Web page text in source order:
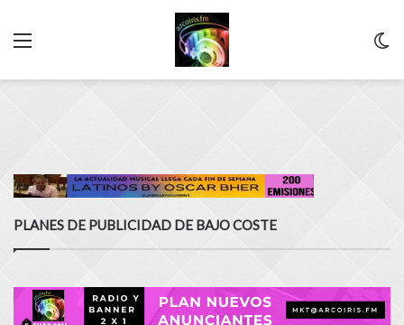
PLANES DE PUBLICIDAD DE BAJO COSTE